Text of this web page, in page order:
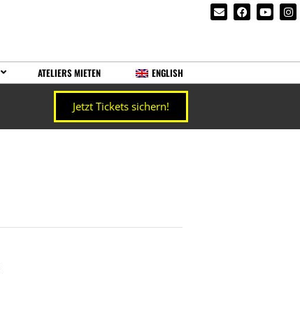
ATELIERS MIETEN ENGLISH
Jetzt Tickets sichern!